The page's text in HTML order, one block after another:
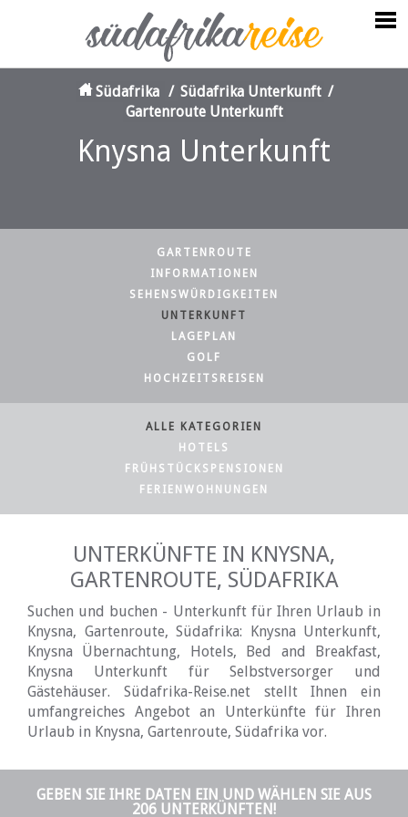
Knysna Unterkunft
Südafrika / Südafrika Unterkunft /
Gartenroute Unterkunft
GARTENROUTE
INFORMATIONEN
SEHENSWÜRDIGKEITEN
UNTERKUNFT
LAGEPLAN
GOLF
HOCHZEITSREISEN
ALLE KATEGORIEN
HOTELS
FRÜHSTÜCKSPENSIONEN
FERIENWOHNUNGEN
UNTERKÜNFTE IN KNYSNA,
GARTENROUTE, SÜDAFRIKA
Suchen und buchen - Unterkunft für Ihren Urlaub in
Knysna, Gartenroute, Südafrika: Knysna Unterkunft,
Knysna Übernachtung, Hotels, Bed and Breakfast,
Knysna Unterkunft für Selbstversorger und
Gästehäuser. Südafrika-Reise.net stellt Ihnen ein
umfangreiches Angebot an Unterkünfte für Ihren
Urlaub in Knysna, Gartenroute, Südafrika vor.
GEBEN SIE IHRE DATEN EIN UND WÄHLEN SIE AUS
206 UNTERKÜNFTEN!